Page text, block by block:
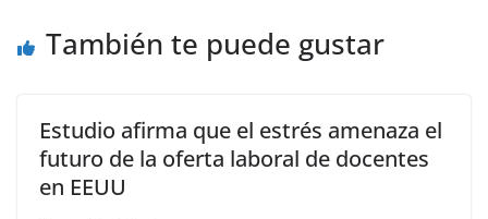
la…
También te puede gustar
Estudio afirma que el estrés amenaza el
futuro de la oferta laboral de docentes
en EEUU